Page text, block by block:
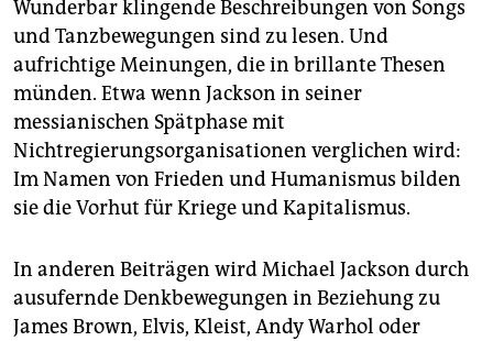
Wunderbar klingende Beschreibungen von Songs
und Tanzbewegungen sind zu lesen. Und
aufrichtige Meinungen, die in brillante Thesen
münden. Etwa wenn Jackson in seiner
messianischen Spätphase mit
Nichtregierungsorganisationen verglichen wird:
Im Namen von Frieden und Humanismus bilden
sie die Vorhut für Kriege und Kapitalismus.
In anderen Beiträgen wird Michael Jackson durch
ausufernde Denkbewegungen in Beziehung zu
James Brown, Elvis, Kleist, Andy Warhol oder